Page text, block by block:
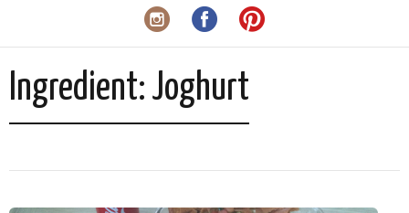
Ingredient: Joghurt